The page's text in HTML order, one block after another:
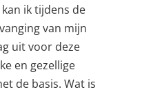
ik tijdens de
van mijn
uit voor deze
en gezellige
de basis. Wat is